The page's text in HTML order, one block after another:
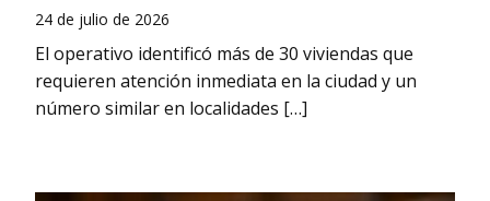
24 de julio de 2026
El operativo identificó más de 30 viviendas que
requieren atención inmediata en la ciudad y un
número similar en localidades […]